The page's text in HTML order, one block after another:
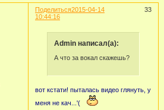
Поделиться 33
2015-04-14
10:44:16
Admin написал(а):
А что за вокал скажешь?
вот кстати! пыталась видео глянуть, у
меня не кач...'(